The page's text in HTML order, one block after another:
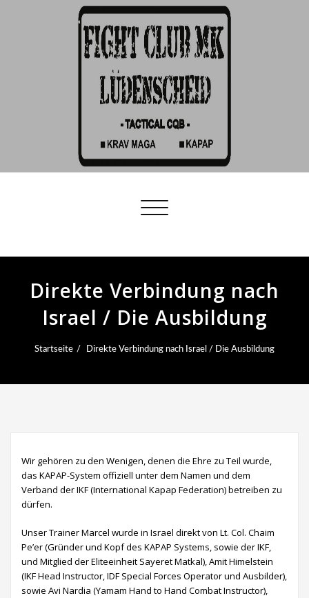
Schalte
Direkte Verbindung nach
Israel / Die Ausbildung
Startseite Direkte Verbindung nach Israel / Die Ausbildung
Wir gehören zu den Wenigen, denen die Ehre zu Teil wurde,
das KAPAP-System offiziell unter dem Namen und dem
Verband der IKF (International Kapap Federation) betreiben zu
dürfen.
Unser TrainerMarcel wurde in Israel direkt von Lt. Col. Chaim
Pe’er(Gründer und Kopf des KAPAP Systems, sowie der IKF,
und Mitglied der Eliteeinheit Sayeret Matkal), Amit Himelstein
(IKF Head Instructor, IDF Special Forces Operator und Ausbilder),
sowie Avi Nardia (Yamam Hand to Hand Combat Instructor),